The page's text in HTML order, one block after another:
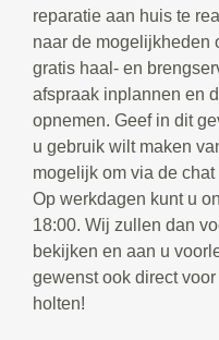
reparatie aan huis te
naar de mogelijkheden
gratis haal- en
afspraak inplannen en
opnemen. Geef in dit
u gebruik wilt maken
mogelijk om via de
Op werkdagen kunt u
18:00. Wij zullen dan
bekijken en aan u
gewenst ook direct
holten!